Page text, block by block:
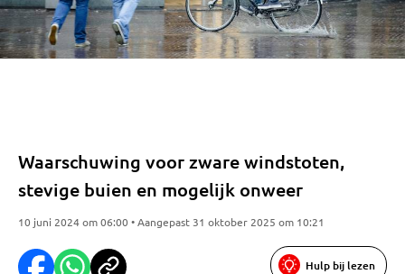
Waarschuwing voor zware windstoten,
stevige buien en mogelijk onweer
10 juni 2024 om 06:00 • Aangepast 31 oktober 2025 om 10:21
Hulp bij lezen